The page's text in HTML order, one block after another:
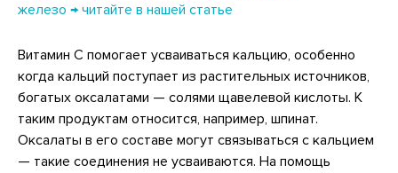
железо → читайте в нашей статье
Витамин C помогает усваиваться кальцию, особенно
когда кальций поступает из растительных источников,
богатых оксалатами — солями щавелевой кислоты. К
таким продуктам относится, например, шпинат.
Оксалаты в его составе могут связываться с кальцием
— такие соединения не усваиваются. На помощь